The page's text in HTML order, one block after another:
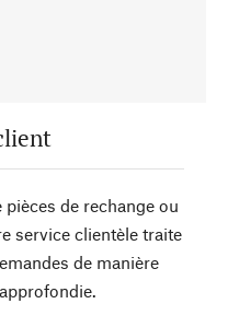
pièces de rechange ou
service clientèle traite
de manière